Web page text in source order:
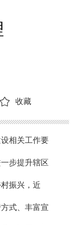
收藏
相关工作要
步提升辖区
振兴，近
式、丰富宣